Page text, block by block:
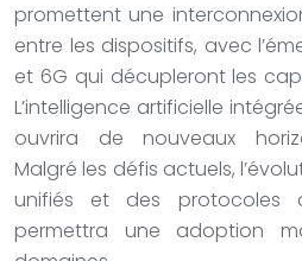
promettent une
entre les dispositifs, avec
et 6G qui décupleront les
L’intelligence artificielle
ouvrira de nouveaux
Malgré les défis actuels,
unifiés et des protocoles
permettra une adoption